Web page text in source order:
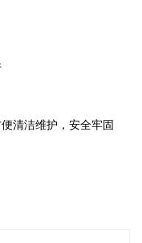
清洁维护，安全牢固